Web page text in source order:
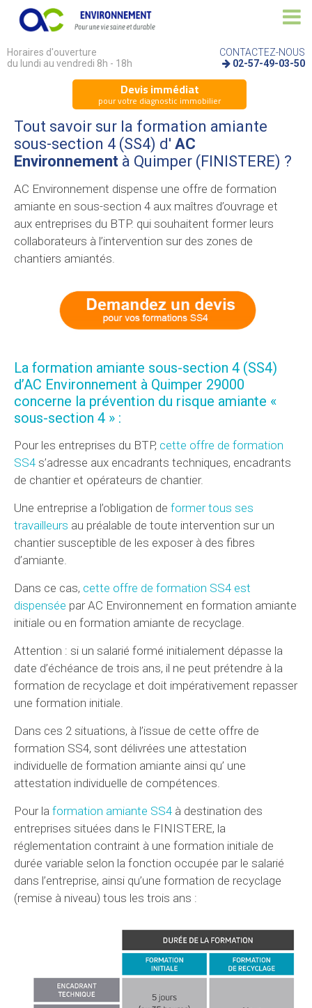
Horaires d'ouverture
du lundi au vendredi 8h - 18h
CONTACTEZ-NOUS
02-57-49-03-50
Devis immédiat
pour votre diagnostic immobilier
Tout savoir sur la formation amiante
sous-section 4 (SS4) d' AC
Environnement à Quimper (FINISTERE) ?
AC Environnement dispense une offre de formation
amiante en sous-section 4 aux maîtres d’ouvrage et
aux entreprises du BTP. qui souhaitent former leurs
collaborateurs à l’intervention sur des zones de
chantiers amiantés.
La formation amiante sous-section 4 (SS4)
d’AC Environnement à Quimper 29000
concerne la prévention du risque amiante «
sous-section 4 » :
Pour les entreprises du BTP, cette offre de formation
SS4 s’adresse aux encadrants techniques, encadrants
de chantier et opérateurs de chantier.
Une entreprise a l’obligation de former tous ses
travailleurs au préalable de toute intervention sur un
chantier susceptible de les exposer à des fibres
d’amiante.
Dans ce cas, cette offre de formation SS4 est
dispensée par AC Environnement en formation amiante
initiale ou en formation amiante de recyclage.
Attention : si un salarié formé initialement dépasse la
date d’échéance de trois ans, il ne peut prétendre à la
formation de recyclage et doit impérativement repasser
une formation initiale.
Dans ces 2 situations, à l’issue de cette offre de
formation SS4, sont délivrées une attestation
individuelle de formation amiante ainsi qu’ une
attestation individuelle de compétences.
Pour la formation amiante SS4 à destination des
entreprises situées dans le FINISTERE, la
réglementation contraint à une formation initiale de
durée variable selon la fonction occupée par le salarié
dans l’entreprise, ainsi qu’une formation de recyclage
(remise à niveau) tous les trois ans :